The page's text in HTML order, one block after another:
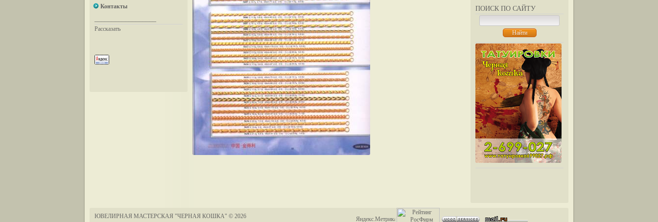
Контакты
Рассказать
ПОИСК ПО САЙТУ
ЮВЕЛИРНАЯ МАСТЕРСКАЯ "ЧЕРНАЯ КОШКА" © 2026